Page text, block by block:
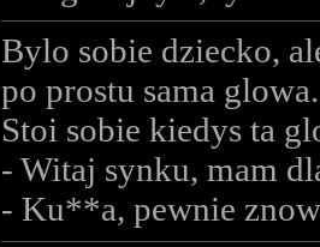
Bylo sobie dziecko,
po prostu sama glowa.
Stoi sobie kiedys ta
- Witaj synku, mam
- Ku**a, pewnie